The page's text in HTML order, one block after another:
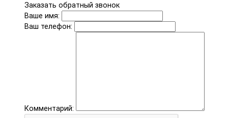
Заказать обратный звонок
Ваше имя:
Ваш телефон:
Комментарий: